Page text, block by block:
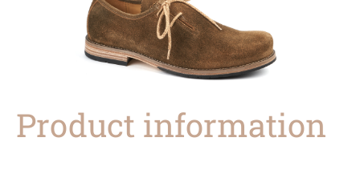
Product information